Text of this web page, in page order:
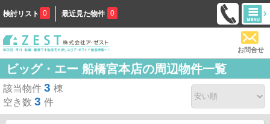
検討リスト 0 最近見た物件 0
お問合せ
ビッグ・エー 船橋宮本店の周辺物件一覧
該当物件 3 棟
空き数 3 件